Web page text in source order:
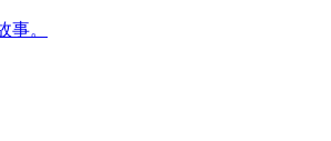
事。